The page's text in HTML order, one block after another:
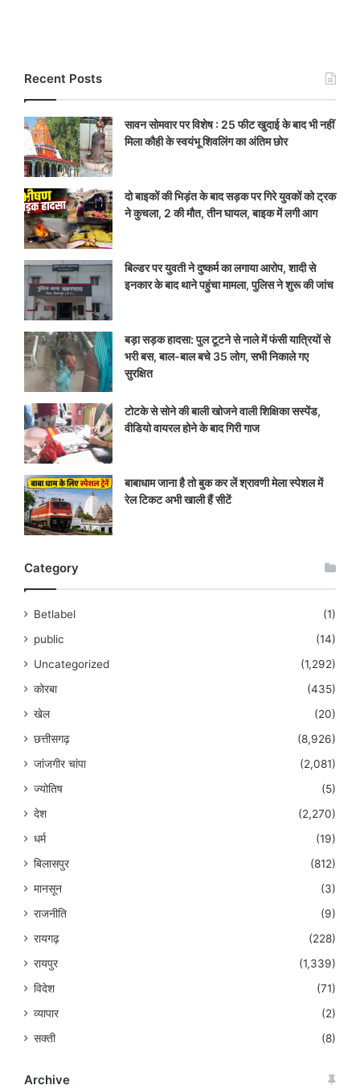
Recent Posts
सावन सोमवार पर विशेष : 25 फीट खुदाई के बाद भी नहीं
मिला कौही के स्वयंभू शिवलिंग का अंतिम छोर
दो बाइकों की भिड़ंत के बाद सड़क पर गिरे युवकों को ट्रक
ने कुचला, 2 की मौत, तीन घायल, बाइक में लगी आग
बिल्डर पर युवती ने दुष्कर्म का लगाया आरोप, शादी से
इनकार के बाद थाने पहुंचा मामला, पुलिस ने शुरू की जांच
बड़ा सड़क हादसा: पुल टूटने से नाले में फंसी यात्रियों से
भरी बस, बाल-बाल बचे 35 लोग, सभी निकाले गए
सुरक्षित
टोटके से सोने की बाली खोजने वाली शिक्षिका सस्पेंड,
वीडियो वायरल होने के बाद गिरी गाज
बाबाधाम जाना है तो बुक कर लें श्रावणी मेला स्पेशल में
रेल टिकट अभी खाली हैं सीटें
Category
Betlabel
(1)
public
(14)
Uncategorized
(1,292)
कोरबा
(435)
खेल
(20)
छत्तीसगढ़
(8,926)
जांजगीर चांपा
(2,081)
ज्योतिष
(5)
देश
(2,270)
धर्म
(19)
बिलासपुर
(812)
मानसून
(3)
राजनीति
(9)
रायगढ़
(228)
रायपुर
(1,339)
विदेश
(71)
व्यापार
(2)
सक्ती
(8)
Archive